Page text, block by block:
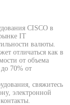
CISCO в
IT
валюты.
отличаться как в
от объема
70% от
свяжитесь
электронной